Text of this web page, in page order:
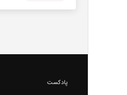
پادکست